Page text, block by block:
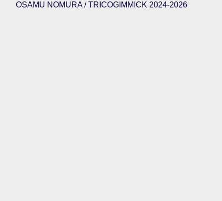
OSAMU NOMURA / TRICOGIMMICK 2024-2026